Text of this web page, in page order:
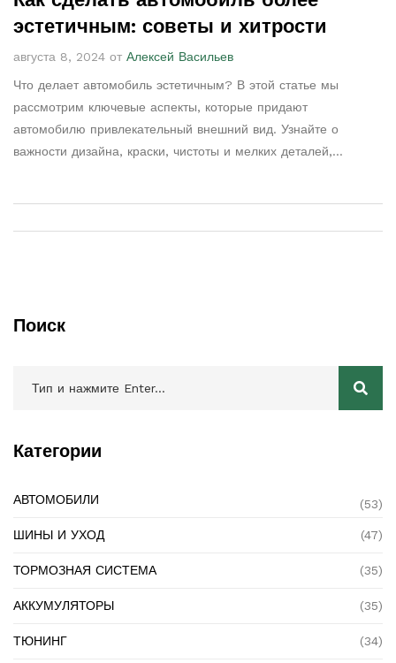
эстетичным: советы и хитрости
августа 8, 2024 от Алексей Васильев
Что делает автомобиль эстетичным? В этой статье мы
рассмотрим ключевые аспекты, которые придают
автомобилю привлекательный внешний вид. Узнайте о
важности дизайна, краски, чистоты и мелких деталей,
Поиск
Категории
АВТОМОБИЛИ (53)
ШИНЫ И УХОД (47)
ТОРМОЗНАЯ СИСТЕМА (35)
АККУМУЛЯТОРЫ (35)
ТЮНИНГ (34)